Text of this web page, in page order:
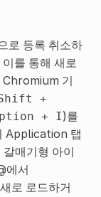
로 등록 취소하
를 통해 새로
Chromium 기
+
+ I)를
Application 탭
매기형 아이
에서
로 로드하거